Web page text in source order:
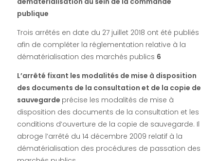
o
b
l
i
g
a
publique
Trois arrêtés en date du 27 juillet 2018 ont été publiés
afin de compléter la réglementation relative à la
dématérialisation des marchés publics 6
L’arrêté fixant les modalités de mise à disposition
des documents de la consultation et de la copie de
sauvegarde précise les modalités de mise à
disposition des documents de la consultation et les
conditions d’ouverture de la copie de sauvegarde. Il
abroge l’arrêté du 14 décembre 2009 relatif à la
dématérialisation des procédures de passation des